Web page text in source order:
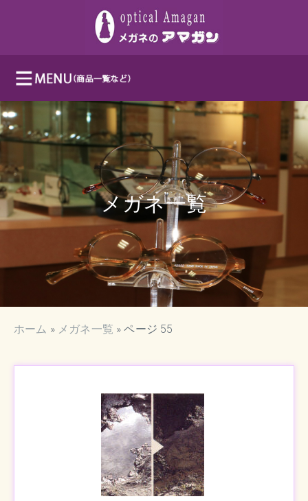
メガネ一覧
ホーム » メガネ一覧 »ページ 55